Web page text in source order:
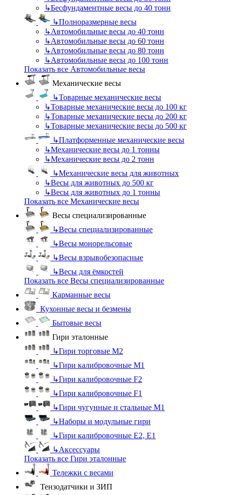
↳Бесфундаментные весы до 40 тонн
↳Полноразмерные весы
↳Автомобильные весы до 40 тонн
↳Автомобильные весы до 60 тонн
↳Автомобильные весы до 80 тонн
↳Автомобильные весы до 100 тонн
Показать все Автомобильные весы
Механические весы
↳Товарные механические весы
↳Товарные механические весы до 100 кг
↳Товарные механические весы до 200 кг
↳Товарные механические весы до 500 кг
↳Платформенные механические весы
↳Механические весы до 1 тонны
↳Механические весы до 2 тонн
↳Механические весы для животных
↳Весы для животных до 500 кг
↳Весы для животных до 1 тонны
Показать все Механические весы
Весы специализированные
↳Весы специализированные
↳Весы монорельсовые
↳Весы взрывобезопасные
↳Весы для ёмкостей
Показать все Весы специализированные
Карманные весы
Кухонные весы и безмены
Бытовые весы
Гири эталонные
↳Гири торговые М2
↳Гири калибровочные М1
↳Гири калибровочные F2
↳Гири калибровочные F1
↳Гири чугунные и стальные М1
↳Наборы и модульные гири
↳Гири калибровочные E2, Е1
↳Аксессуары
Показать все Гири эталонные
Тележки с весами
Тензодатчики и ЗИП